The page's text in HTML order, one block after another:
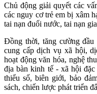
Chủ động giải quyết các
các nguy cơ trẻ em bị xâm
tai nạn đuối nước, tai nạn
Đồng thời, tăng cường
cung cấp dịch vụ xã hội,
hoạt động văn hóa, nghệ
địa bàn kinh tế - xã hội
thiểu số, biên giới, bảo
sách, chiến lược phát triển